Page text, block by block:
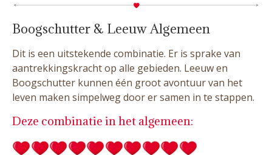
Boogschutter & Leeuw Algemeen
Dit is een uitstekende combinatie. Er is sprake van
aantrekkingskracht op alle gebieden. Leeuw en
Boogschutter kunnen één groot avontuur van het
leven maken simpelweg door er samen in te stappen.
Deze combinatie in het algemeen: